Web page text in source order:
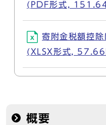
(PDF形式,
寄附金税額控
(XLSX形式,
概要